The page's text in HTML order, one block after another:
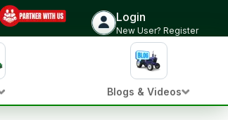
Login
New User? Register
Blogs & Videos
ट्रैक्टर की कीमत जांचें